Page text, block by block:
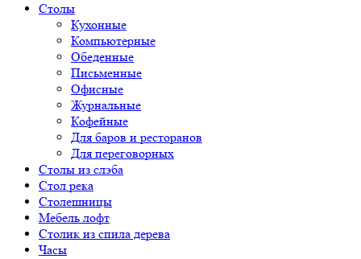
Столы
Кухонные
Компьютерные
Обеденные
Письменные
Офисные
Журнальные
Кофейные
Для баров и ресторанов
Для переговорных
Столы из слэба
Стол река
Столешницы
Мебель лофт
Столик из спила дерева
Часы